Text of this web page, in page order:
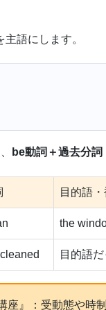
主語にします。
be動詞＋過去分詞
目的語・
the
目的語
座』：受動態や時